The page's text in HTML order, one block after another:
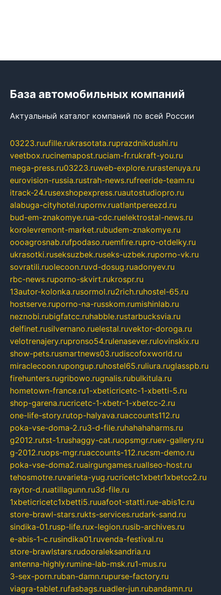
База автомобильных компаний
Актуальный каталог компаний по всей России
03223.ruufille.rukrasotata.ruprazdnikdushi.ru
veetbox.rucinemapost.ruciam-fr.rukraft-you.ru
mega-press.ru03223.ruweb-explore.rurastenuya.ru
eurovision-russia.rustrah-news.rufreeride-team.ru
itrack-24.rusexshopexpress.ruautostudiopro.ru
alabuga-cityhotel.rupornv.ruatlantpereezd.ru
bud-em-znakomye.rua-cdc.ruelektrostal-news.ru
korolevremont-market.rubudem-znakomye.ru
oooagrosnab.rufpodaso.ruemfire.rupro-otdelky.ru
ukrasotki.ruseksuzbek.ruseks-uzbek.ruporno-vk.ru
sovratili.ruolecoon.ruvd-dosug.ruadonyev.ru
rbc-news.ruporno-skvirt.rukrospr.ru
13autor-kolonka.rusormol.ru2rich.ruhostel-65.ru
hostserve.ruporno-na-russkom.rumishinlab.ru
neznobi.rubigfatcc.ruhabble.rustarbucksvia.ru
delfinet.rusilvernano.ruelestal.ruvektor-doroga.ru
velotrenajery.rupronso54.rulenasever.rulovinskix.ru
show-pets.rusmartnews03.rudiscofoxworld.ru
miraclecoon.rupongup.ruhostel65.ruliura.ruglasspb.ru
firehunters.rugribowo.rugnalis.rubulkitula.ru
hometown-france.ru1-xbeticricetc-1-xbetti-5.ru
shop-garena.rucricetc-1-xbetr-1-xbetcc-2.ru
one-life-story.rutop-halyava.ruaccounts112.ru
poka-vse-doma-2.ru3-d-file.ruhahahaharms.ru
g2012.rutst-1.rushaggy-cat.ruopsmgr.ruev-gallery.ru
g-2012.ruops-mgr.ruaccounts-112.rucsm-demo.ru
poka-vse-doma2.ruairgungames.ruallseo-host.ru
tehosmotre.ruvarieta-yug.rucricetc1xbetr1xbetcc2.ru
raytor-d.ruatillagunn.ru3d-file.ru
1xbeticricetc1xbetti5.ruuafoot-statti.rue-abis1c.ru
store-brawl-stars.rukts-services.rudark-sand.ru
sindika-01.rusp-life.rux-legion.rusib-archives.ru
e-abis-1-c.rusindika01.ruvenda-festival.ru
store-brawlstars.rudooraleksandria.ru
antenna-highly.rumine-lab-msk.ru1-mus.ru
3-sex-porn.ruban-damn.rupurse-factory.ru
viagra-tablet.rufasbags.ruadler-jun.rubandamn.ru